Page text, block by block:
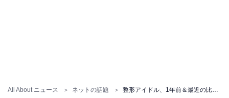
All About ニュース ネットの話題